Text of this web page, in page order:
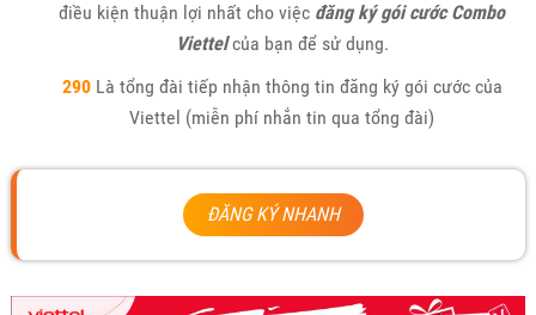
điều kiện thuận lợi nhất cho việc đăng ký gói cước Combo
Viettelcủa bạn để sử dụng.
290Là tổng đài tiếp nhận thông tin đăng ký gói cước của
Viettel (miễn phí nhắn tin qua tổng đài)
ĐĂNG KÝ NHANH